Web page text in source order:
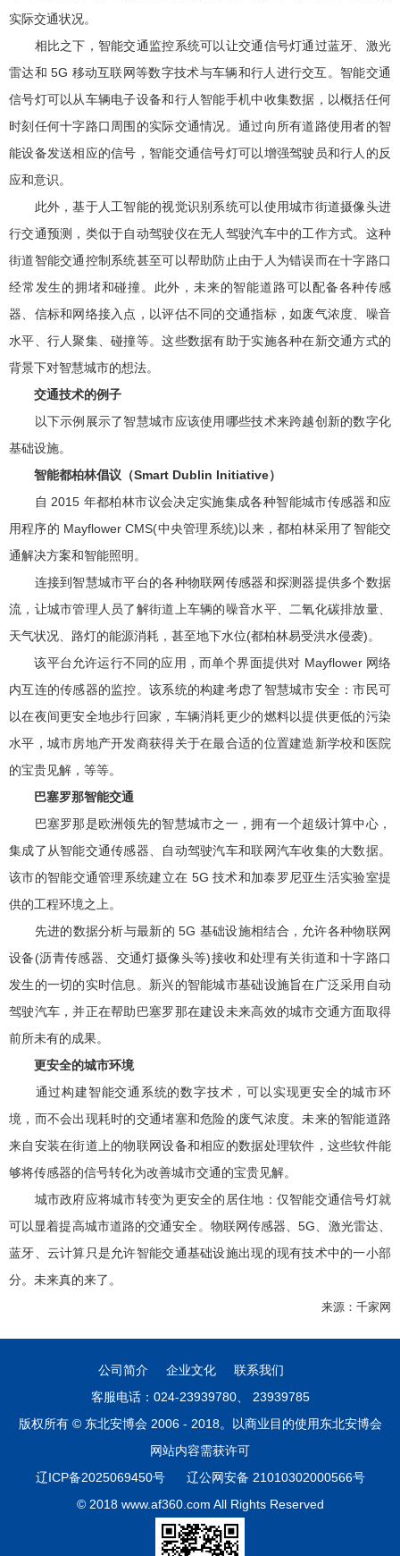
实际交通状况。
相比之下，智能交通监控系统可以让交通信号灯通过蓝牙、激光
雷达和 5G 移动互联网等数字技术与车辆和行人进行交互。智能交通
信号灯可以从车辆电子设备和行人智能手机中收集数据，以概括任何
时刻任何十字路口周围的实际交通情况。通过向所有道路使用者的智
能设备发送相应的信号，智能交通信号灯可以增强驾驶员和行人的反
应和意识。
此外，基于人工智能的视觉识别系统可以使用城市街道摄像头进
行交通预测，类似于自动驾驶仪在无人驾驶汽车中的工作方式。这种
街道智能交通控制系统甚至可以帮助防止由于人为错误而在十字路口
经常发生的拥堵和碰撞。此外，未来的智能道路可以配备各种传感
器、信标和网络接入点，以评估不同的交通指标，如废气浓度、噪音
水平、行人聚集、碰撞等。这些数据有助于实施各种在新交通方式的
背景下对智慧城市的想法。
交通技术的例子
以下示例展示了智慧城市应该使用哪些技术来跨越创新的数字化
基础设施。
智能都柏林倡议（Smart Dublin Initiative）
自 2015 年都柏林市议会决定实施集成各种智能城市传感器和应
用程序的 Mayflower CMS(中央管理系统)以来，都柏林采用了智能交
通解决方案和智能照明。
连接到智慧城市平台的各种物联网传感器和探测器提供多个数据
流，让城市管理人员了解街道上车辆的噪音水平、二氧化碳排放量、
天气状况、路灯的能源消耗，甚至地下水位(都柏林易受洪水侵袭)。
该平台允许运行不同的应用，而单个界面提供对 Mayflower 网络
内互连的传感器的监控。该系统的构建考虑了智慧城市安全：市民可
以在夜间更安全地步行回家，车辆消耗更少的燃料以提供更低的污染
水平，城市房地产开发商获得关于在最合适的位置建造新学校和医院
的宝贵见解，等等。
巴塞罗那智能交通
巴塞罗那是欧洲领先的智慧城市之一，拥有一个超级计算中心，
集成了从智能交通传感器、自动驾驶汽车和联网汽车收集的大数据。
该市的智能交通管理系统建立在 5G 技术和加泰罗尼亚生活实验室提
供的工程环境之上。
先进的数据分析与最新的 5G 基础设施相结合，允许各种物联网
设备(沥青传感器、交通灯摄像头等)接收和处理有关街道和十字路口
发生的一切的实时信息。新兴的智能城市基础设施旨在广泛采用自动
驾驶汽车，并正在帮助巴塞罗那在建设未来高效的城市交通方面取得
前所未有的成果。
更安全的城市环境
通过构建智能交通系统的数字技术，可以实现更安全的城市环
境，而不会出现耗时的交通堵塞和危险的废气浓度。未来的智能道路
来自安装在街道上的物联网设备和相应的数据处理软件，这些软件能
够将传感器的信号转化为改善城市交通的宝贵见解。
城市政府应将城市转变为更安全的居住地：仅智能交通信号灯就
可以显着提高城市道路的交通安全。物联网传感器、5G、激光雷达、
蓝牙、云计算只是允许智能交通基础设施出现的现有技术中的一小部
分。未来真的来了。
来源：千家网
公司简介 企业文化
联系我们
客服电话：024-23939780、 23939785
版权所有 © 东北安博会 2006 - 2018。以商业目的使用东北安博会
网站内容需获许可
辽ICP备2025069450号
辽公网安备 21010302000566号
© 2018 www.af360.com All Rights Reserved